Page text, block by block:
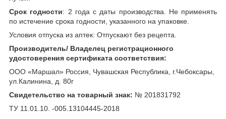
Срок годности: 2 года с даты производства. Не применять
по истечение срока годности, указанного на упаковке.
Условия отпуска из аптек: Отпускают без рецепта.
Производитель/ Владелец регистрационного
удостоверения сертификата соответствия:
ООО «Маршал» Россия, Чувашская Республика, г.Чебоксары,
ул.Калинина, д. 80г
Свидетельство на товарный знак: № 201831792
ТУ 11.01.10. -005.13104445-2018